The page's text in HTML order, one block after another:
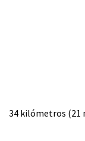
34 kilómetros (21